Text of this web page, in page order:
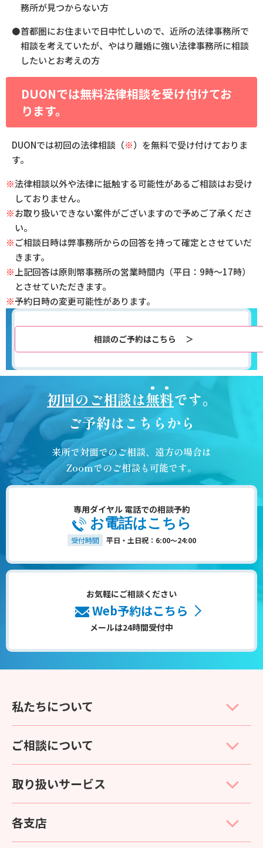
務所が見つからない方
⚫首都圏にお住まいで日中忙しいので、近所の法律事務所で
相談を考えていたが、やはり離婚に強い法律事務所に相談
したいとお考えの方
DUONでは無料法律相談を受け付けてお
ります。
DUONでは初回の法律相談（※）を無料で受け付けておりま
す。
※法律相談以外や法律に抵触する可能性があるご相談はお受け
しておりません。
※お取り扱いできない案件がございますので予めご了承くださ
い。
※ご相談日時は弊事務所からの回答を持って確定とさせていだ
きます。
※ 上記回答は原則幣事務所の営業時間内（平日：9時～17時）
とさせていただきます。
※予約日時の変更可能性があります。
相談のご予約はこちら
初回のご相談は無料です。
ご予約はこちらから
来所で対面でのご相談、遠方の場合は
Zoomでのご相談も可能です。
専用ダイヤル 電話での相談予約
お電話はこちら
受付時間 平日・土日祝：6:00～24:00
お気軽にご相談ください
Web予約はこちら
メールは24時間受付中
私たちについて
ご相談について
取り扱いサービス
各支店